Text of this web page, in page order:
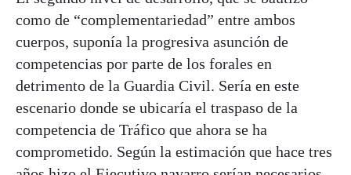
como de “complementariedad” entre ambos
cuerpos, suponía la progresiva asunción de
competencias por parte de los forales en
detrimento de la Guardia Civil. Sería en este
escenario donde se ubicaría el traspaso de la
competencia de Tráfico que ahora se ha
comprometido. Según la estimación que hace tres